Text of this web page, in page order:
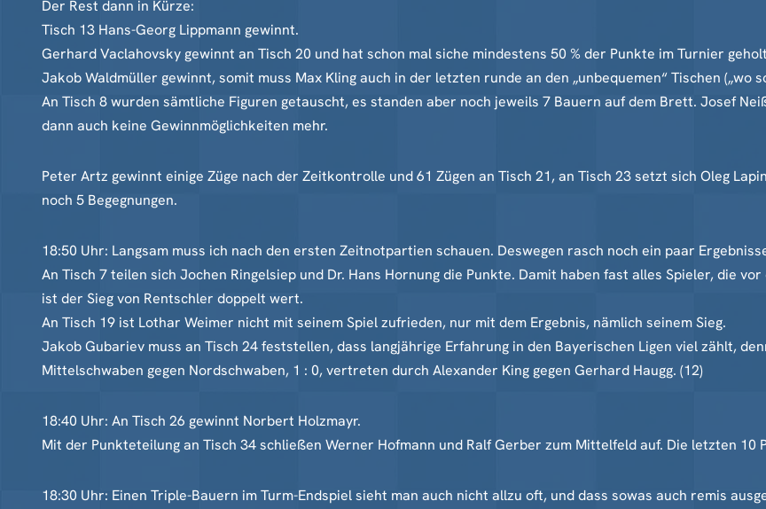
Der Rest dann in Kürze:
Tisch 13 Hans-Georg Lippmann gewinnt.
Gerhard Vaclahovsky gewinnt an Tisch 20 und hat schon mal siche mindestens 50 % der Punkte im Turnier
Jakob Waldmüller gewinnt, somit muss Max Kling auch in der letzten runde an den „unbequemen“ Tischen („wo
An Tisch 8 wurden sämtliche Figuren getauscht, es standen aber noch jeweils 7 Bauern auf dem Brett. Josef
dann auch keine Gewinnmöglichkeiten mehr.
Peter Artz gewinnt einige Züge nach der Zeitkontrolle und 61 Zügen an Tisch 21, an Tisch 23 setzt sich Oleg
noch 5 Begegnungen.
18:50 Uhr: Langsam muss ich nach den ersten Zeitnotpartien schauen. Deswegen rasch noch ein paar
An Tisch 7 teilen sich Jochen Ringelsiep und Dr. Hans Hornung die Punkte. Damit haben fast alles Spieler, die
ist der Sieg von Rentschler doppelt wert.
An Tisch 19 ist Lothar Weimer nicht mit seinem Spiel zufrieden, nur mit dem Ergebnis, nämlich seinem Sieg.
Jakob Gubariev muss an Tisch 24 feststellen, dass langjährige Erfahrung in den Bayerischen Ligen viel zählt,
Mittelschwaben gegen Nordschwaben, 1 : 0, vertreten durch Alexander King gegen Gerhard Haugg. (12)
18:40 Uhr: An Tisch 26 gewinnt Norbert Holzmayr.
Mit der Punkteteilung an Tisch 34 schließen Werner Hofmann und Ralf Gerber zum Mittelfeld auf. Die letzten 10
18:30 Uhr: Einen Triple-Bauern im Turm-Endspiel sieht man auch nicht allzu oft, und dass sowas auch remis